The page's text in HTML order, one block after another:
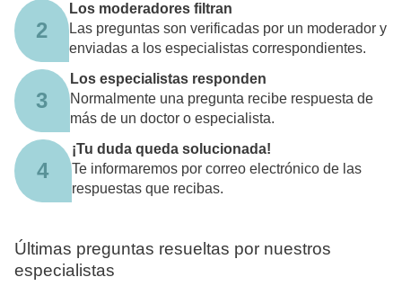
2
Los moderadores filtran
Las preguntas son verificadas por un moderador y
enviadas a los especialistas correspondientes.
3
Los especialistas responden
Normalmente una pregunta recibe respuesta de
más de un doctor o especialista.
4
¡Tu duda queda solucionada!
Te informaremos por correo electrónico de las
respuestas que recibas.
Últimas preguntas resueltas por nuestros
especialistas